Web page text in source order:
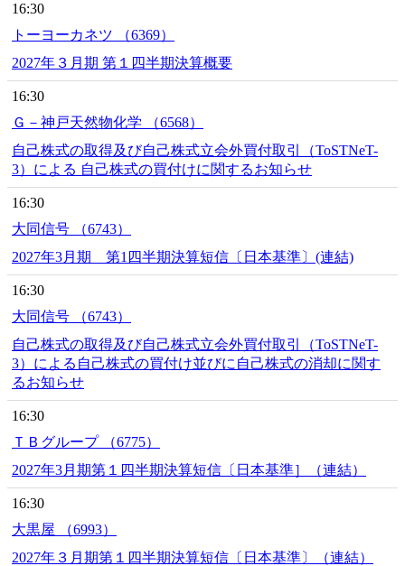
16:30
トーヨーカネツ （6369）
2027年３月期 第１四半期決算概要
16:30
Ｇ－神戸天然物化学 （6568）
自己株式の取得及び自己株式立会外買付取引（ToSTNeT-
3）による 自己株式の買付けに関するお知らせ
16:30
大同信号 （6743）
2027年3月期 第1四半期決算短信〔日本基準〕(連結)
16:30
大同信号 （6743）
自己株式の取得及び自己株式立会外買付取引（ToSTNeT-
3）による自己株式の買付け並びに自己株式の消却に関す
るお知らせ
16:30
ＴＢグループ （6775）
2027年3月期第１四半期決算短信〔日本基準］（連結）
16:30
大黒屋 （6993）
2027年３月期第１四半期決算短信〔日本基準〕（連結）